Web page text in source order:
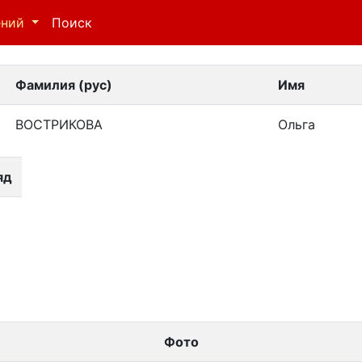
Поиск
Фамилия (рус) Имя
ВОСТРИКОВА Ольга
Фото